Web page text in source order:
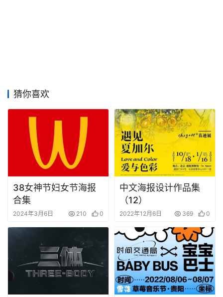
猜你喜欢
38女神节妇女节海报
合集
2024年3月6日 210 0
中文海报设计作品集
（12）
2022年12月6日 369 0